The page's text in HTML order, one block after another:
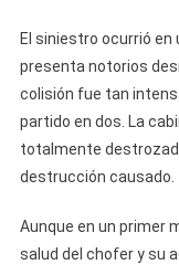
Al
El siniestro ocurrió
presenta notorios
colisión fue tan
partido en dos. La
totalmente
destrucción causado.
Aunque en un primer
salud del chofer y su